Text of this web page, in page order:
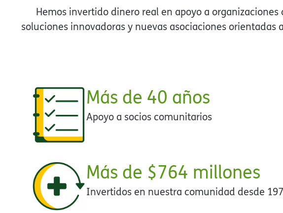
Hemos invertido dinero real en apoyo a
soluciones innovadoras y nuevas asociaciones
Más de 40 años​​
Apoyo a socios comunitarios​​
Más de $764 millones​​
Invertidos en nuestra comunidad desde